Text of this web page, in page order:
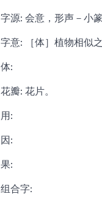
字源: 会意，形声－小
字意: ［体］植物相似
体:
花瓣: 花片。
用:
因:
果:
组合字: